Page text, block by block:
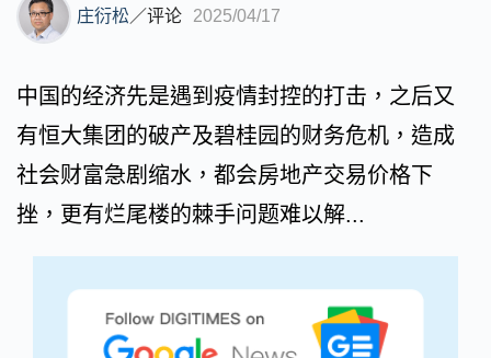
庄衍松／评论 2025/04/17
中国的经济先是遇到疫情封控的打击，之后又
有恒大集团的破产及碧桂园的财务危机，造成
社会财富急剧缩水，都会房地产交易价格下
挫，更有烂尾楼的棘手问题难以解...